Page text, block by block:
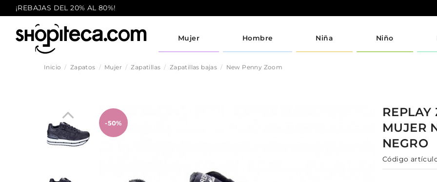
¡REBAJAS DEL 20% AL 80%!
Mujer Hombre Niña Niño
Inicio Zapatos Mujer Zapatillas Zapatillas bajas New Penny Zoom
-50%
REPLAY
MUJER
NEGRO
Código